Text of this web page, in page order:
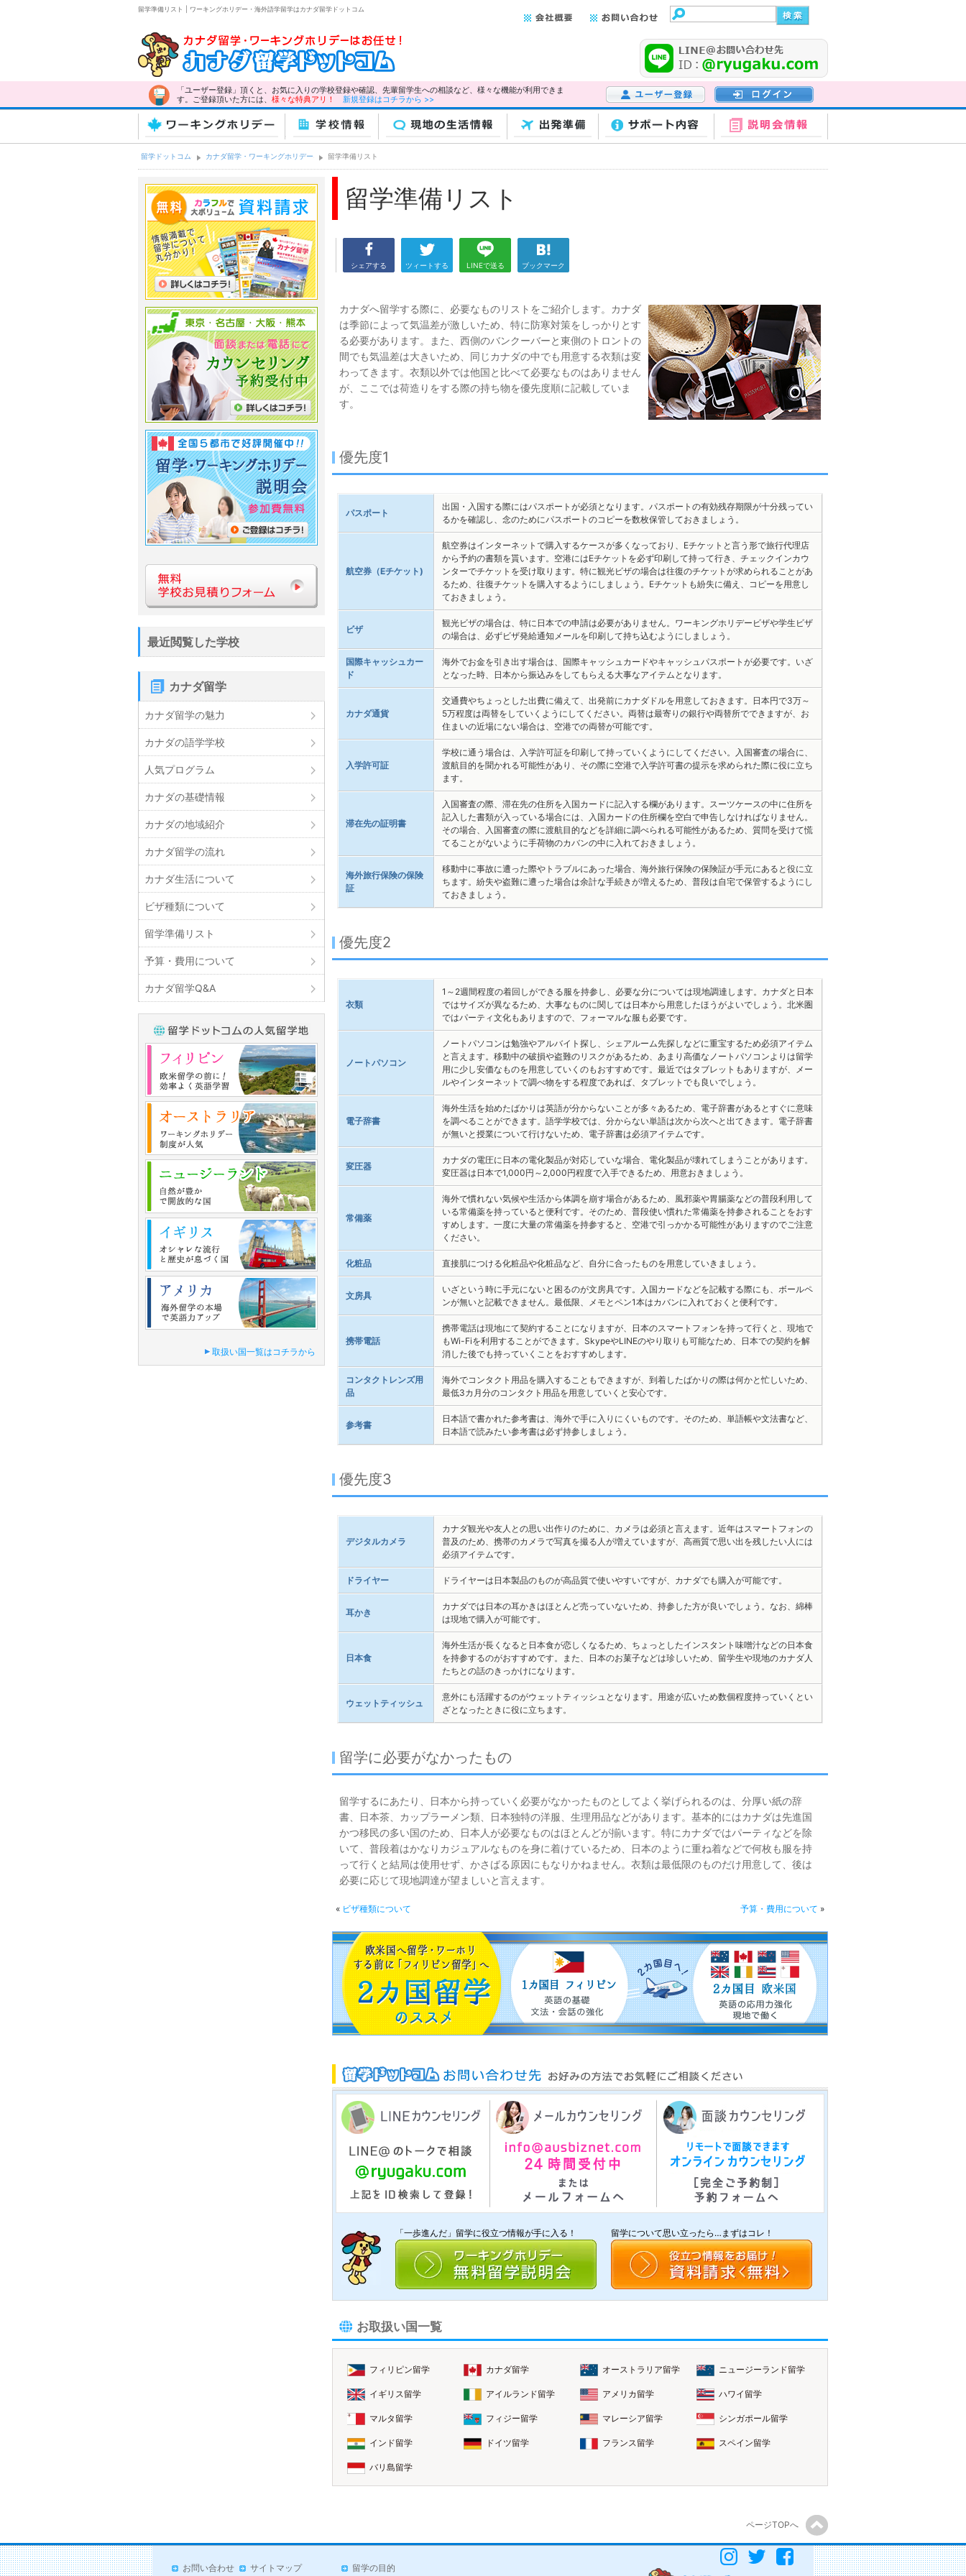
留学準備リスト | ワーキングホリデー・海外語学留学はカナダ留学ドットコム
「ユーザー登録」頂くと、お気に入りの学校登録や確認、先輩留学生への相談など、様々な機能が利用できま
す。ご登録頂いた方には、 様々な特典アリ！
新規登録はコチラから >>
ユーザー登録
ログイン
ワーキングホリデー 学校情報
留学ドットコム カナダ留学・ワーキングホリデー 留学準備リスト
留学準備リスト
シェアする ツィートする LINEで送る ブックマーク
カナダへ留学する際に、必要なものリストをご紹介します。カナダ
は季節によって気温差が激しいため、特に防寒対策をしっかりとす
る必要があります。また、西側のバンクーバーと東側のトロントの
間でも気温差は大きいため、同じカナダの中でも用意する衣類は変
わってきます。衣類以外では他国と比べて必要なものはありません
が、ここでは荷造りをする際の持ち物を優先度順に記載していま
す。
優先度1
パスポート
出国・入国する際にはパスポートが必須となります。パスポートの有効残存期限が十分残ってい
るかを確認し、念のためにパスポートのコピーを数枚保管しておきましょう。
航空券（Eチケット)
航空券はインターネットで購入するケースが多くなっており、Eチケットと言う形で旅行代理店
から予約の書類を貰います。空港にはEチケットを必ず印刷して持って行き、チェックインカウ
ンターでチケットを受け取ります。特に観光ビザの場合は往復のチケットが求められることがあ
るため、往復チケットを購入するようにしましょう。Eチケットも紛失に備え、コピーを用意し
ておきましょう。
ビザ
観光ビザの場合は、特に日本での申請は必要がありません。ワーキングホリデービザや学生ビザ
の場合は、必ずビザ発給通知メールを印刷して持ち込むようにしましょう。
国際キャッシュカー
ド
海外でお金を引き出す場合は、国際キャッシュカードやキャッシュパスポートが必要です。いざ
となった時、日本から振込みをしてもらえる大事なアイテムとなります。
カナダ通貨
交通費やちょっとした出費に備えて、出発前にカナダドルを用意しておきます。日本円で3万～
5万程度は両替をしていくようにしてください。両替は最寄りの銀行や両替所でできますが、お
住まいの近場にない場合は、空港での両替が可能です。
入学許可証
学校に通う場合は、入学許可証を印刷して持っていくようにしてください。入国審査の場合に、
渡航目的を聞かれる可能性があり、その際に空港で入学許可書の提示を求められた際に役に立ち
ます。
滞在先の証明書
入国審査の際、滞在先の住所を入国カードに記入する欄があります。スーツケースの中に住所を
記入した書類が入っている場合には、入国カードの住所欄を空白で申告しなければなりません。
その場合、入国審査の際に渡航目的などを詳細に調べられる可能性があるため、質問を受けて慌
てることがないように手荷物のカバンの中に入れておきましょう。
海外旅行保険の保険
証
移動中に事故に遭った際やトラブルにあった場合、海外旅行保険の保険証が手元にあると役に立
ちます。紛失や盗難に遭った場合は余計な手続きが増えるため、普段は自宅で保管するようにし
ておきましょう。
優先度2
衣類
1～2週間程度の着回しができる服を持参し、必要な分については現地調達します。カナダと日本
ではサイズが異なるため、大事なものに関しては日本から用意したほうがよいでしょう。北米圏
ではパーティ文化もありますので、フォーマルな服も必要です。
ノートパソコン
ノートパソコンは勉強やアルバイト探し、シェアルーム先探しなどに重宝するため必須アイテム
と言えます。移動中の破損や盗難のリスクがあるため、あまり高価なノートパソコンよりは留学
用に少し安価なものを用意していくのもおすすめです。最近ではタブレットもありますが、メー
ルやインターネットで調べ物をする程度であれば、タブレットでも良いでしょう。
電子辞書
海外生活を始めたばかりは英語が分からないことが多々あるため、電子辞書があるとすぐに意味
を調べることができます。語学学校では、分からない単語は次から次へと出てきます。電子辞書
が無いと授業について行けないため、電子辞書は必須アイテムです。
変圧器
カナダの電圧に日本の電化製品が対応していな場合、電化製品が壊れてしまうことがあります。
変圧器は日本で1,000円～2,000円程度で入手できるため、用意おきましょう。
常備薬
海外で慣れない気候や生活から体調を崩す場合があるため、風邪薬や胃腸薬などの普段利用して
いる常備薬を持っていると便利です。そのため、普段使い慣れた常備薬を持参されることをおす
すめします。一度に大量の常備薬を持参すると、空港で引っかかる可能性がありますのでご注意
ください。
化粧品 直接肌につける化粧品や化粧品など、自分に合ったものを用意していきましょう。
文房具
いざという時に手元にないと困るのが文房具です。入国カードなどを記載する際にも、ボールペ
ンが無いと記載できません。最低限、メモとペン1本はカバンに入れておくと便利です。
携帯電話
携帯電話は現地にて契約することになりますが、日本のスマートフォンを持って行くと、現地で
もWi-Fiを利用することができます。SkypeやLINEのやり取りも可能なため、日本での契約を解
消した後でも持っていくことをおすすめします。
コンタクトレンズ用
品
海外でコンタクト用品を購入することもできますが、到着したばかりの際は何かと忙しいため、
最低3カ月分のコンタクト用品を用意していくと安心です。
参考書
日本語で書かれた参考書は、海外で手に入りにくいものです。そのため、単語帳や文法書など、
日本語で読みたい参考書は必ず持参しましょう。
優先度3
デジタルカメラ
カナダ観光や友人との思い出作りのために、カメラは必須と言えます。近年はスマートフォンの
普及のため、携帯のカメラで写真を撮る人が増えていますが、高画質で思い出を残したい人には
必須アイテムです。
ドライヤー ドライヤーは日本製品のものが高品質で使いやすいですが、カナダでも購入が可能です。
耳かき
カナダでは日本の耳かきはほとんど売っていないため、持参した方が良いでしょう。なお、綿棒
は現地で購入が可能です。
日本食
海外生活が長くなると日本食が恋しくなるため、ちょっとしたインスタント味噌汁などの日本食
を持参するのがおすすめです。また、日本のお菓子などは珍しいため、留学生や現地のカナダ人
たちとの話のきっかけになります。
ウェットティッシュ
意外にも活躍するのがウェットティッシュとなります。用途が広いため数個程度持っていくとい
ざとなったときに役に立ちます。
留学に必要がなかったもの
留学するにあたり、日本から持っていく必要がなかったものとしてよく挙げられるのは、分厚い紙の辞
書、日本茶、カップラーメン類、日本独特の洋服、生理用品などがあります。基本的にはカナダは先進国
かつ移民の多い国のため、日本人が必要なものはほとんどが揃います。特にカナダではパーティなどを除
いて、普段着はかなりカジュアルなものを身に着けているため、日本のように重ね着などで何枚も服を持
って行くと結局は使用せず、かさばる原因にもなりかねません。衣類は最低限のものだけ用意して、後は
必要に応じて現地調達が望ましいと言えます。
« ビザ種類について 予算・費用について »
「一歩進んだ」留学に役立つ情報が手に入る！ 留学について思い立ったら…まずはコレ！
お取扱い国一覧
フィリピン留学 カナダ留学 オーストラリア留学 ニュージーランド留学
イギリス留学 アイルランド留学 アメリカ留学 ハワイ留学
マルタ留学 フィジー留学 マレーシア留学 シンガポール留学
インド留学 ドイツ留学 フランス留学 スペイン留学
バリ島留学
最近閲覧した学校
カナダ留学
カナダ留学の魅力
カナダの語学学校
人気プログラム
カナダの基礎情報
カナダの地域紹介
カナダ留学の流れ
カナダ生活について
ビザ種類について
留学準備リスト
予算・費用について
カナダ留学Q&A
取扱い国一覧はコチラから
ページTOPへ
お問い合わせ サイトマップ 留学の目的